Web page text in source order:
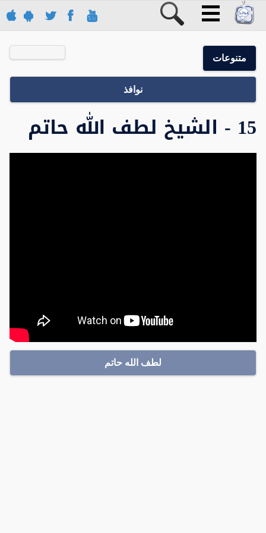
متنوعات
نوافذ
15 - الشيخ لطف الله حاتم
لطف الله حاتم